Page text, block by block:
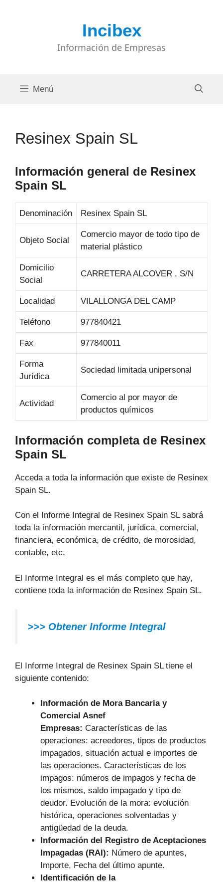
Incibex
Información de Empresas
Menú
Resinex Spain SL
Información general de Resinex
Spain SL
Denominación Resinex Spain SL
Objeto Social
Comercio mayor de todo tipo de
material plástico
Domicilio
Social
CARRETERA ALCOVER , S/N
Localidad VILALLONGA DEL CAMP
Teléfono 977840421
Fax 977840011
Forma
Jurídica
Sociedad limitada unipersonal
Actividad
Comercio al por mayor de
productos químicos
Información completa de Resinex
Spain SL
Acceda a toda la información que existe de Resinex
Spain SL.
Con el Informe Integral de Resinex Spain SL sabrá
toda la información mercantil, jurídica, comercial,
financiera, económica, de crédito, de morosidad,
contable, etc.
El Informe Integral es el más completo que hay,
contiene toda la información de Resinex Spain SL.
>>> Obtener Informe Integral
El Informe Integral de Resinex Spain SL tiene el
siguiente contenido:
Información de Mora Bancaria y
Comercial Asnef
Empresas: Características de las
operaciones: acreedores, tipos de productos
impagados, situación actual e importes de
las operaciones. Características de los
impagos: números de impagos y fecha de
los mismos, saldo impagado y tipo de
deudor. Evolución de la mora: evolución
histórica, operaciones solventadas y
antigüedad de la deuda.
Información del Registro de Aceptaciones
Impagadas (RAI): Número de apuntes,
Importe, Fecha del último apunte.
Identificación de la